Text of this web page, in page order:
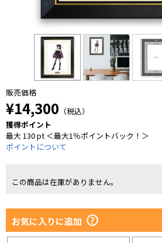
販売価格
¥14,300 （税込）
獲得ポイント
最大 130 pt ＜最大1％ポイントバック！＞
ポイントについて
この商品は在庫がありません。
お気に入りに追加